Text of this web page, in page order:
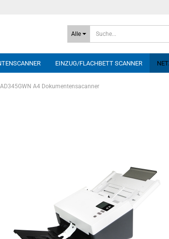
Alle
EINZUG/FLACHBETT SCANNER
A4 Dokumentensacanner